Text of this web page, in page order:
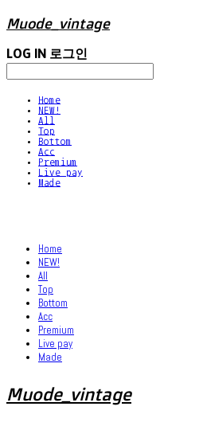
Muode_vintage
LOG IN 로그인
Home
NEW!
All
Top
Bottom
Acc
Premium
Live pay
Made
Home
NEW!
All
Top
Bottom
Acc
Premium
Live pay
Made
Muode_vintage